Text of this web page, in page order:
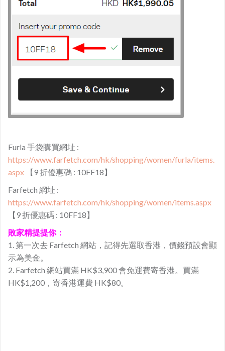
Furla 手袋購買網址 :
https://www.farfetch.com/hk/shopping/women/furla/items.
aspx 【9 折優惠碼 : 10FF18】
Farfetch 網址 :
https://www.farfetch.com/hk/shopping/women/items.aspx
【9 折優惠碼 : 10FF18】
敗家精提提你：
1. 第一次去 Farfetch 網站，記得先選取香港，價錢預設會顯
示為美金。
2. Farfetch 網站買滿 HK$3,900 會免運費寄香港。買滿
HK$1,200，寄香港運費 HK$80。